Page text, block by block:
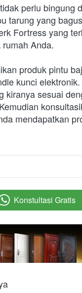
perlu bingung
tarung yang
Fortress yang
Anda.
produk pintu
kunci
kiranya sesuai
mendapatkan
` Konstultasi Gratis